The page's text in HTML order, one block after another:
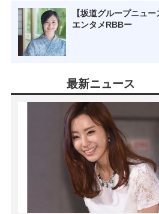
【坂道グループニュ
エンタメRBBー
最新ニュース